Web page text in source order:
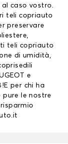
caso vostro.
teli copriauto
preservare
teli copriauto
di umidità,
e
per chi ha
pure le nostre